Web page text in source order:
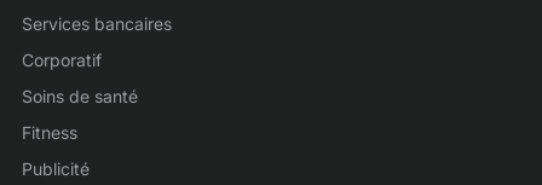
Services bancaires
Corporatif
Soins de santé
Fitness
Publicité